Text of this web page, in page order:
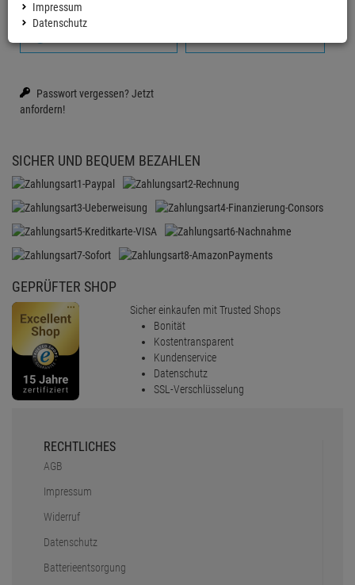
Passwort vergessen?Jetzt
anfordern!
SICHER UND BEQUEM BEZAHLEN
GEPRÜFTER SHOP
Sicher einkaufen mit Trusted Shops
Bonität
Kostentransparent
Kundenservice
Datenschutz
SSL-Verschlüsselung
RECHTLICHES
AGB
Impressum
Widerruf
Datenschutz
Batterieentsorgung
Impressum
Datenschutz